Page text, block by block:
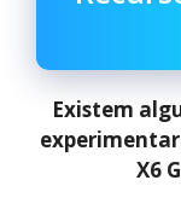
Existem
X6